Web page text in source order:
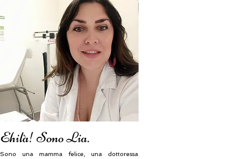
Ehilà! Sono Lia.
Sono una mamma felice, una dottoressa